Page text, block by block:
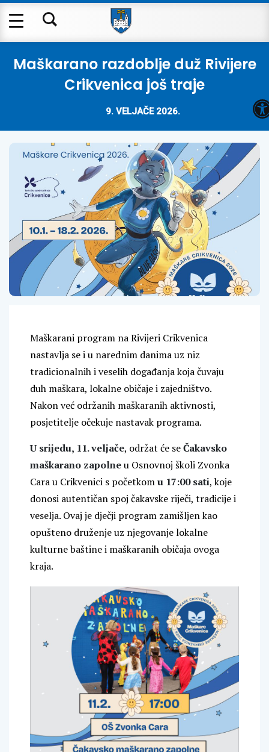
Maškarano razdoblje duž Rivijere
Crikvenica još traje
9. VELJAČE 2026.
Maškarani program na Rivijeri Crikvenica
nastavlja se i u narednim danima uz niz
tradicionalnih i veselih događanja koja čuvaju
duh maškara, lokalne običaje i zajedništvo.
Nakon već održanih maškaranih aktivnosti,
posjetitelje očekuje nastavak programa.
U srijedu, 11. veljače, održat će seČakavsko
maškarano zapolneu Osnovnoj školi Zvonka
Cara u Crikvenici s početkomu 17:00 sati, koje
donosi autentičan spoj čakavske riječi, tradicije i
veselja. Ovaj je dječji program zamišljen kao
opušteno druženje uz njegovanje lokalne
kulturne baštine i maškaranih običaja ovoga
kraja.